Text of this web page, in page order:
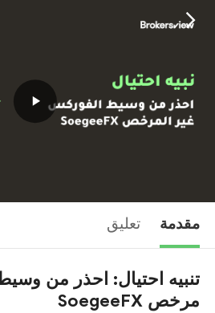
Play
مقدمة تعليق
تنبيه احتيال: احذر من
مرخص SoegeeFX